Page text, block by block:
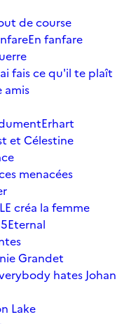
de course
En fanfare
fais ce qu'il te plaît
amis
Erhart
et Célestine
menacées
créa la femme
Eternal
Grandet
hates Johan
Lake